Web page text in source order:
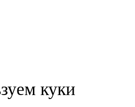
куки